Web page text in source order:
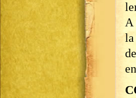
A
la